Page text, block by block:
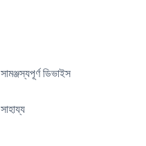
সামঞ্জস্যপূর্ণ ডিভাইস
সাহায্য